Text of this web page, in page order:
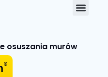
osuszania murów
®